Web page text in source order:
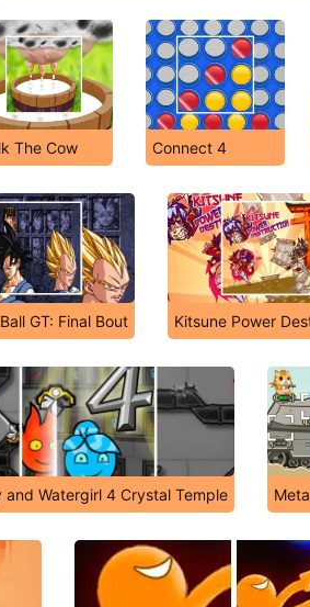
The Cow Connect 4
GT: Final Bout Kitsune Power
and Watergirl 4 Crystal Temple